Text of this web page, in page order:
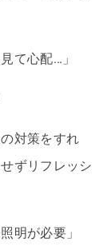
て心配…」
対策をすれ
ずリフレッシ
明が必要」